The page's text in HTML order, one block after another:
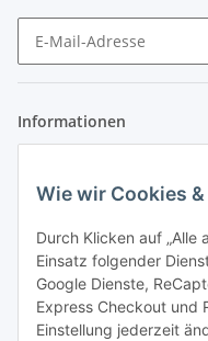
Informationen
Zahlung & Versand
Wie wir Cookies
Durch Klicken auf „Alle
Einsatz folgender
Google Dienste,
Express Checkout und
Einstellung jederzeit